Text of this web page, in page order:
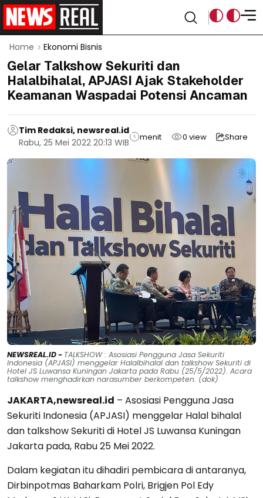
Home Ekonomi Bisnis
Gelar Talkshow Sekuriti dan
Halalbihalal, APJASI Ajak Stakeholder
Keamanan Waspadai Potensi Ancaman
Tim Redaksi, newsreal.id
Rabu, 25 Mei 2022 20:13 WIB
menit 0 view Share
NEWSREAL.ID - TALKSHOW : Asosiasi Pengguna Jasa Sekuriti
Indonesia (APJASI) menggelar Halalbihalal dan talkshow Sekuriti di
Hotel JS Luwansa Kuningan Jakarta pada Rabu (25/5/2022). Acara
talkshow menghadirkan narasumber berkompeten. (dok)
JAKARTA,newsreal.id – Asosiasi Pengguna Jasa
Sekuriti Indonesia (APJASI) menggelar Halal bihalal
dan talkshow Sekuriti di Hotel JS Luwansa Kuningan
Jakarta pada, Rabu 25 Mei 2022.
Dalam kegiatan itu dihadiri pembicara di antaranya,
Dirbinpotmas Baharkam Polri, Brigjen Pol Edy